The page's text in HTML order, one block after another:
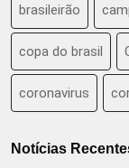
brasileirão
copa do brasil
coronavirus
Notícias